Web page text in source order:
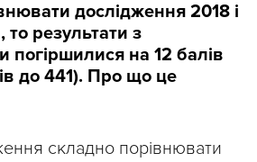
дослідження 2018 і
то результати з
погіршилися на 12 балів
до 441). Про що це
складно порівнювати